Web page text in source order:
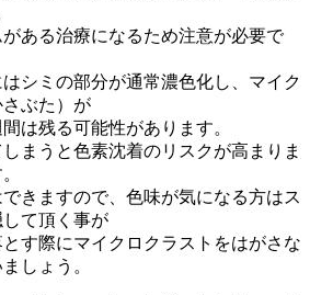
ある治療になるため注意が必要で
シミの部分が通常濃色化し、マイク
ぶた）が
は残る可能性があります。
まうと色素沈着のリスクが高まりま
きますので、色味が気になる方はス
て頂く事が
す際にマイクロクラストをはがさな
しょう。